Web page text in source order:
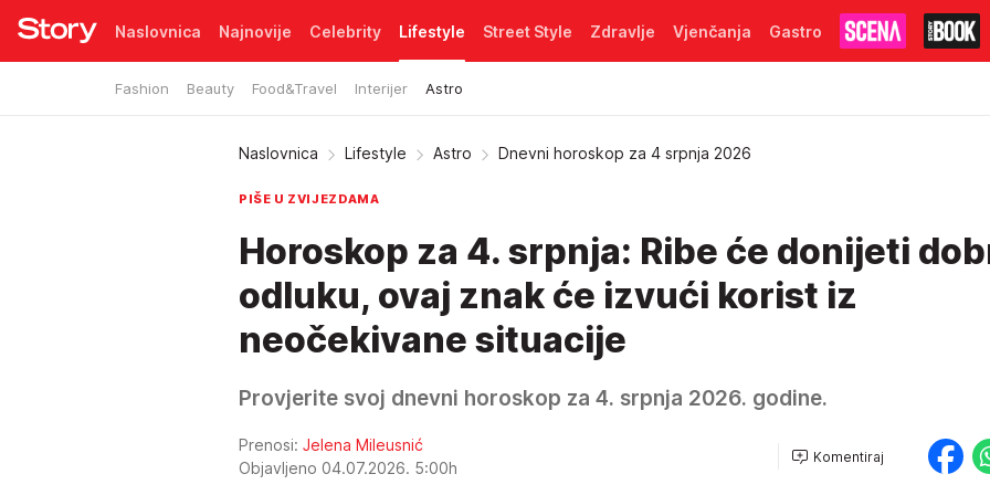
Naslovnica Najnovije Celebrity Lifestyle
Fashion Beauty Food&Travel Interijer Astro
Street Style Zdravlje Vjenčanja Gastro
Pretplata
Naslovnica Lifestyle Astro Dnevni horoskop za 4 srpnja 2026
PIŠE U ZVIJEZDAMA
Horoskop za 4. srpnja: Ribe će donijeti
odluku, ovaj znak će izvući korist iz
neočekivane situacije
Provjerite svoj dnevni horoskop za 4. srpnja 2026. godine.
Prenosi: Jelena Mileusnić
Objavljeno 04.07.2026. 5:00h
Komentiraj